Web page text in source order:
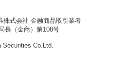
株式会社 金融商品取引業者
長（金商）第108号
Securities Co.Ltd.